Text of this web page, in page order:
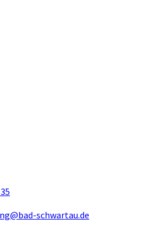
schwartau.de